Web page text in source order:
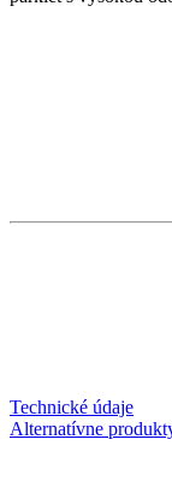
Technické údaje
Alternatívne